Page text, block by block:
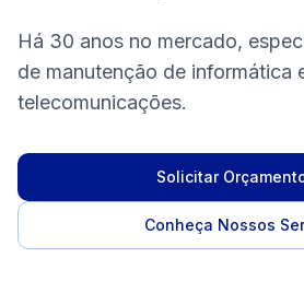
Há 30 anos no mercado,
de manutenção de informática
telecomunicações.
Solicitar
Conheça Nossos